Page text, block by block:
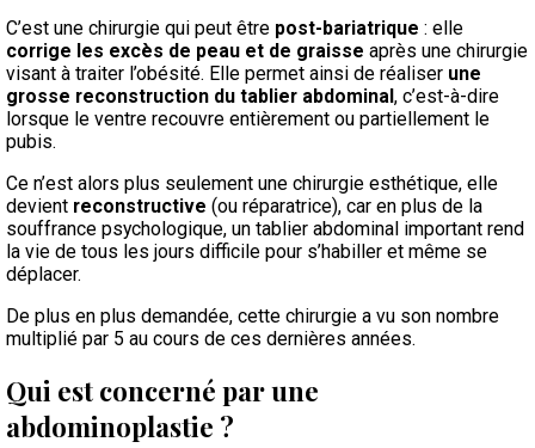
C’est une chirurgie qui peut être post-bariatrique : elle
corrige les excès de peau et de graisse après une chirurgie
visant à traiter l’obésité. Elle permet ainsi de réaliser une
grosse reconstruction du tablier abdominal , c’est-à-dire
lorsque le ventre recouvre entièrement ou partiellement le
pubis.
Ce n’est alors plus seulement une chirurgie esthétique, elle
devient reconstructive (ou réparatrice), car en plus de la
souffrance psychologique, un tablier abdominal important rend
la vie de tous les jours difficile pour s’habiller et même se
déplacer.
De plus en plus demandée, cette chirurgie a vu son nombre
multiplié par 5 au cours de ces dernières années.
Qui est concerné par une
abdominoplastie ?